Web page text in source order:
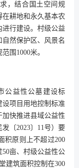
，结合国土空间规
耕地和永久基本农
行建设。村级公益
然保护区、风景名
围1000米。
公益性公墓建设标
项目用地控制标准
加快推进县域公益性
〔2023〕11号）要
积原则上不超过200
亩、村级公益性公
建筑面积控制在300